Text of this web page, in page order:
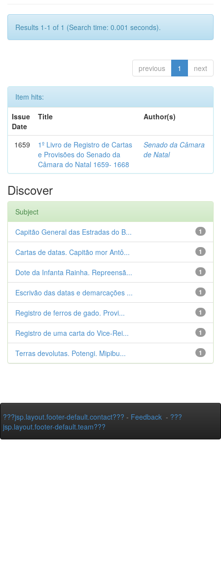
Results 1-1 of 1 (Search time: 0.001 seconds).
previous 1 next
Item hits:
Issue
Date
Title Author(s)
1659
1º Livro de Registro de Cartas
e Provisões do Senado da
Câmara do Natal 1659- 1668
Senado da Câmara
de Natal
Discover
Subject
1
Capitão General das Estradas do B...
1
Cartas de datas. Capitão mor Antô...
1
Dote da Infanta Rainha. Repreensã...
1
Escrivão das datas e demarcações ...
1
Registro de ferros de gado. Provi...
1
Registro de uma carta do Vice-Rei...
1
Terras devolutas. Potengi. Mipibu...
???jsp.layout.footer-default.contact??? - Feedback - ???
jsp.layout.footer-default.team???